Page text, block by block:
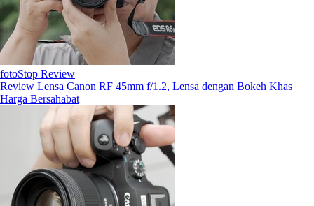
fotoStop Review
Review Lensa Canon RF 45mm f/1.2, Lensa dengan Bokeh Khas
Harga Bersahabat